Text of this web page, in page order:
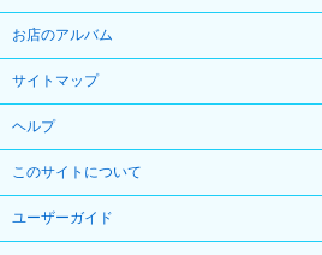
お店のアルバム
サイトマップ
ヘルプ
このサイトについて
ユーザーガイド